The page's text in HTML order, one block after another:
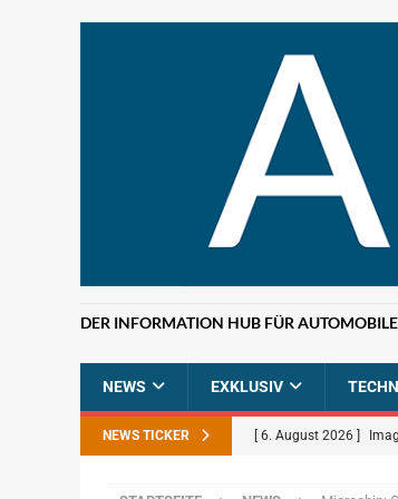
DER INFORMATION HUB FÜR
NEWS EXKLUSIV
NEWS TICKER [ 6. August 2026 ]